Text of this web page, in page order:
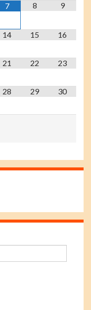
7 8 9
14 15 16
21 22 23
28 29 30